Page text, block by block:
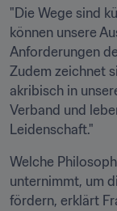
"Die Wege sind
können unsere
Anforderungen
Zudem zeichnet
akribisch in
Verband und
Leidenschaft."
Welche
unternimmt, um
fördern, erklärt